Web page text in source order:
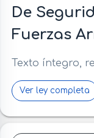
De
Fuerzas
Texto íntegro,
Ver ley completa